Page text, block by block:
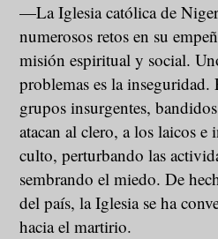
—La Iglesia católica de
numerosos retos en su
misión espiritual y social.
problemas es la
grupos insurgentes,
atacan al clero, a los laicos e
culto, perturbando las
sembrando el miedo. De
del país, la Iglesia se ha
hacia el martirio.